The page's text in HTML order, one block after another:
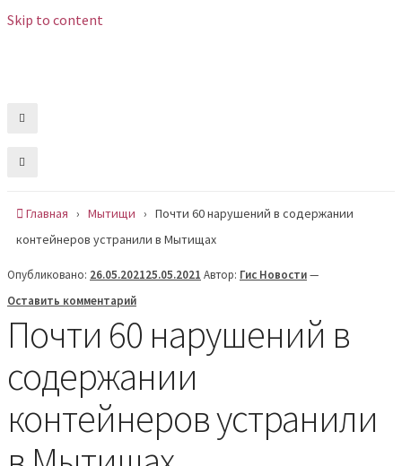
Skip to content
Главная › Мытищи › Почти 60 нарушений в содержании
контейнеров устранили в Мытищах
Опубликовано: 26.05.202125.05.2021 Автор: Гис Новости—
Оставить комментарий
Почти 60 нарушений в
содержании
контейнеров устранили